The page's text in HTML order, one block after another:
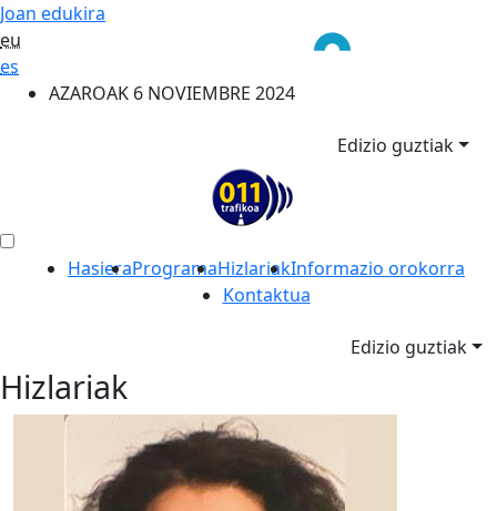
Joan edukira
eu
es
AZAROAK 6 NOVIEMBRE 2024
Edizio guztiak
HasieraProgramaHizlariakInformazio orokorra
Kontaktua
Edizio guztiak
Hizlariak